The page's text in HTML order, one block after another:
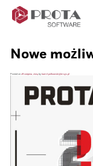
Nowe
Posted on28 sierpnia, 2024 by kamil.polkowski@tmsys.pl